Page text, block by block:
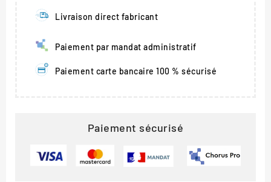
Livraison direct fabricant
Paiement par mandat administratif
Paiement carte bancaire 100 % sécurisé
Paiement sécurisé